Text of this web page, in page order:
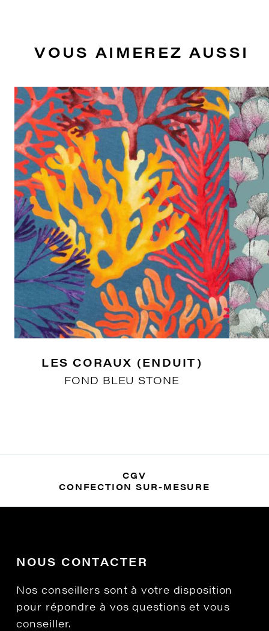
VOUS AIMEREZ AUSSI
LES CORAUX (ENDUIT)
FOND BLEU STONE
CGV
CONFECTION SUR-MESURE
NOUS CONTACTER
Nos conseillers sont à votre disposition
pour répondre à vos questions et vous
conseiller.